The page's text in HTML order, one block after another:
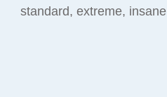
standard, extreme, insane